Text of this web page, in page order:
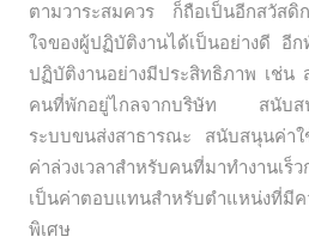
ตามวาระสมควร ก็ถือเป็นอีกสวัสดิ
ใจของผู้ปฏิบัติงานได้เป็นอย่างดี อีก
ปฏิบัติงานอย่างมีประสิทธิภาพ เช่น
คนที่พักอยู่ไกลจากบริษัท สนับสนุ
ระบบขนส่งสาธารณะ สนับสนุนค่าใ
ค่าล่วงเวลาสำหรับคนที่มาทำงานเ
เป็นค่าตอบแทนสำหรับตำแหน่งที่มี
พิเศษ